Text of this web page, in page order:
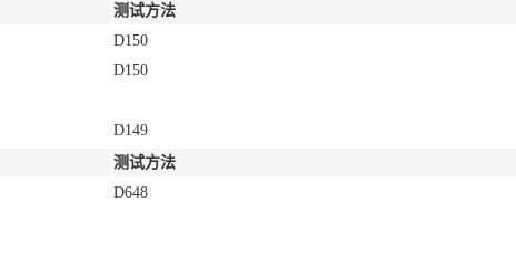
测试方法
D150
D150
D149
测试方法
D648